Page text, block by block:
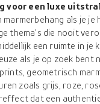
voor een luxe
als je
thema's die nooit
een ruimte in je
als je op zoek
geometrisch
zoals grijs, roze,
dat een